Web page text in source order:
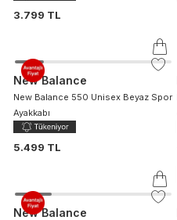
3.799 TL
New Balance
New Balance 550 Unisex Beyaz Spor
Ayakkabı
5.499 TL
New Balance